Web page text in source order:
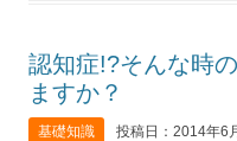
認知症!?そんな時
ますか？
基礎知識 投稿日：2014年6